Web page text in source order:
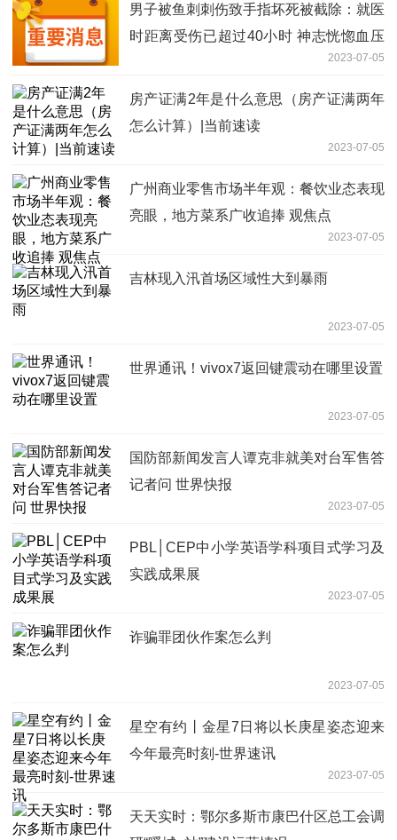
男子被鱼刺刺伤致手指坏死被截除：就医
时距离受伤已超过40小时 神志恍惚血压
2023-07-05
房产证满2年是什么意思（房产证满两年
怎么计算）|当前速读
2023-07-05
广州商业零售市场半年观：餐饮业态表现
亮眼，地方菜系广收追捧 观焦点
2023-07-05
吉林现入汛首场区域性大到暴雨
2023-07-05
世界通讯！vivox7返回键震动在哪里设置
2023-07-05
国防部新闻发言人谭克非就美对台军售答
记者问 世界快报
2023-07-05
PBL│CEP中小学英语学科项目式学习及
实践成果展
2023-07-05
诈骗罪团伙作案怎么判
2023-07-05
星空有约丨金星7日将以长庚星姿态迎来
今年最亮时刻-世界速讯
2023-07-05
天天实时：鄂尔多斯市康巴什区总工会调